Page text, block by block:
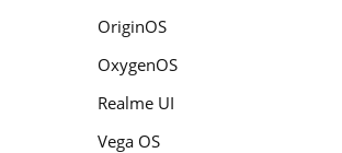
OriginOS
OxygenOS
Realme UI
Vega OS